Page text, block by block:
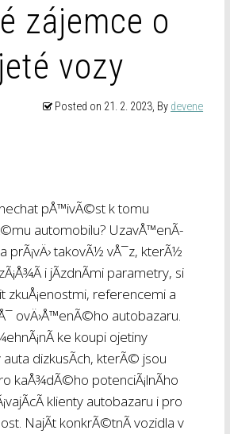
zájemce o
vozy
Posted on 21. 2. 2023, By devene
pÅ™ivÃ©st k tomu
automobilu? UzavÅ™enÃ­
prÃ¡vÄ› takovÃ½ vÅ¯z, kterÃ½
i jÃ­zdnÃ­mi parametry, si
zkuÅ¡enostmi, referencemi a
ovÄ›Å™enÃ©ho autobazaru.
ke koupi ojetiny
auta dizkusÃ­ch, kterÃ© jsou
kaÅ¾dÃ©ho potenciÃ¡lnÃ­ho
klienty autobazaru i pro
NajÃ­t konkrÃ©tnÃ­ vozidla v